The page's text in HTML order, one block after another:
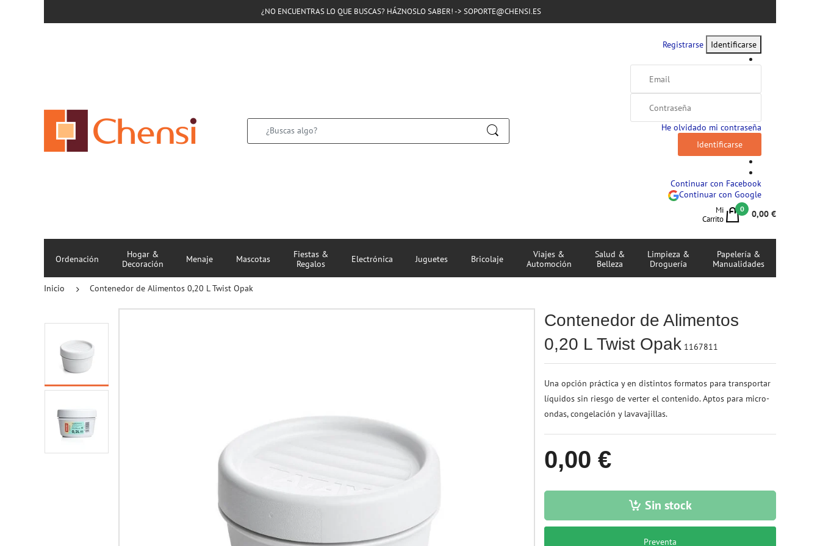
¿NO ENCUENTRAS LO QUE BUSCAS? HÁZNOSLO SABER! -> SOPORTE@CHENSI.ES
Registrarse Identificarse
He olvidado mi contraseña
Continuar con Facebook
Continuar con Google
Mi
Carrito
0 0,00 €
Ordenación
Hogar &
Decoración
Menaje Mascotas
Fiestas &
Regalos
Electrónica Juguetes Bricolaje
Viajes &
Automoción
Salud &
Belleza
Limpieza &
Droguería
Papelería &
Manualidades
Inicio Contenedor de Alimentos 0,20 L Twist Opak
Contenedor de Alimentos
0,20 L Twist Opak 1167811
Una opción práctica y en distintos formatos para transportar
líquidos sin riesgo de verter el contenido. Aptos para micro-
ondas, congelación y lavavajillas.
0,00 €
Sin stock
Preventa